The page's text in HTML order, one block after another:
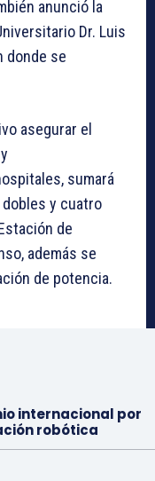
anunció la
Dr. Luis
donde se
asegurar el
sumará
y cuatro
de
además se
de potencia.
internacional por
robótica